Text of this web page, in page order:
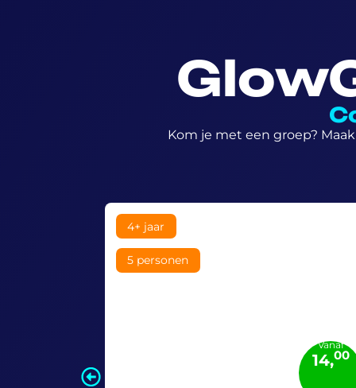
Kom je met een groep?
Vanaf
14,00
4+ jaar
5 personen